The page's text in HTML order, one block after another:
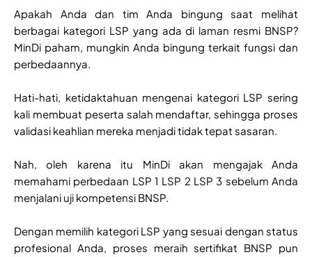
Apakah Anda dan tim Anda bingung saat melihat
berbagai kategori LSP yang ada di laman resmi BNSP?
MinDi paham, mungkin Anda bingung terkait fungsi dan
perbedaannya.
Hati-hati, ketidaktahuan mengenai kategori LSP sering
kali membuat peserta salah mendaftar, sehingga proses
validasi keahlian mereka menjadi tidak tepat sasaran.
Nah, oleh karena itu MinDi akan mengajak Anda
memahami perbedaan LSP 1 LSP 2 LSP 3 sebelum Anda
menjalani uji kompetensi BNSP.
Dengan memilih kategori LSP yang sesuai dengan status
profesional Anda, proses meraih sertifikat BNSP pun